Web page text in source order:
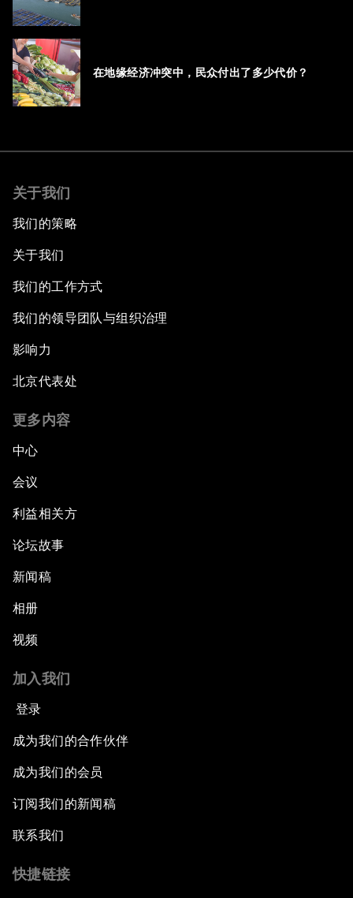
在地缘经济冲突中，民众付出了多少代价？
关于我们
我们的策略
关于我们
我们的工作方式
我们的领导团队与组织治理
影响力
北京代表处
更多内容
中心
会议
利益相关方
论坛故事
新闻稿
相册
视频
加入我们
登录
成为我们的合作伙伴
成为我们的会员
订阅我们的新闻稿
联系我们
快捷链接